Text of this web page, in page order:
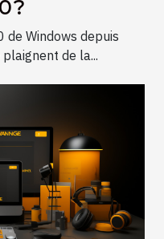
?
de Windows depuis
de la...